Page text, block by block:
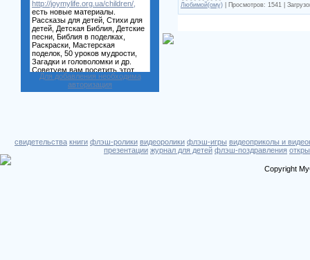
Для добавления необходима
авторизация
Любимой(ому) Просмотров: 1541
свидетельства книги флэш-ролики видеоролики флэш-игры видеоприколы и
презентации журнал для детей флэш-поздравления
Copyright